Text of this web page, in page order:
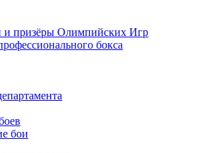
и призёры Олимпийских Игр
бокса
бои